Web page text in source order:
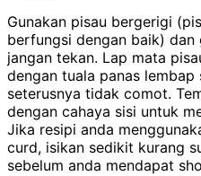
Gunakan pisau bergerigi
berfungsi dengan baik)
jangan tekan. Lap mata
dengan tuala panas
seterusnya tidak comot.
dengan cahaya sisi untuk
Jika resipi anda
curd, isikan sedikit kurang
sebelum anda mendapat